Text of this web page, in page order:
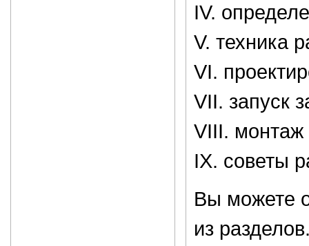
IV.
V. техника
VI.
VII. запуск
VIII. монтаж
IX. советы
Вы можете
из